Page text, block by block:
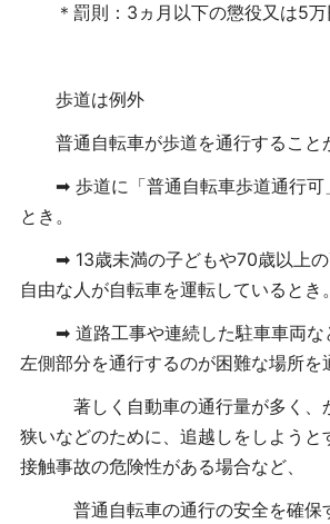
＊罰則：3ヵ月以下の懲役又は5万
歩道は例外
普通自転車が歩道を通行すること
➡ 歩道に「普通自転車歩道通行可
とき。
➡ 13歳未満の子どもや70歳以上の
自由な人が自転車を運転しているとき。
➡ 道路工事や連続した駐車車両
左側部分を通行するのが困難な場所を
著しく自動車の通行量が多く、
狭いなどのために、追越しをしようと
接触事故の危険性がある場合など、
普通自転車の通行の安全を確保